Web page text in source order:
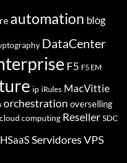
automation blog
DataCenter
F5 F5 EM
ip iRules MacVittie
orchestration overselling
computing Reseller SDC
Servidores VPS